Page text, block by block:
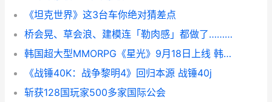
《坦克世界》这3台车你绝对猜差点
桥会晃、草会浪、建模连「勒肉感」都做了……没见过这么疯的二游 桥会晃动吗
韩国超大型MMORPG《星光》9月18日上线 韩国mmorpg排行
《战锤40K：战争黎明4》回归本源 战锤40j
斩获128国玩家500多家国际公会